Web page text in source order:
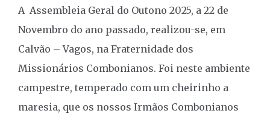
A Assembleia Geral do Outono 2025, a 22 de
Novembro do ano passado, realizou-se, em
Calvão – Vagos, na Fraternidade dos
Missionários Combonianos. Foi neste ambiente
campestre, temperado com um cheirinho a
maresia, que os nossos Irmãos Combonianos